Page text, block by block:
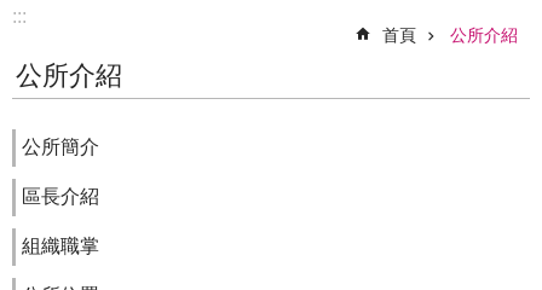
:::
首頁 公所介紹
公所介紹
公所簡介
區長介紹
組織職掌